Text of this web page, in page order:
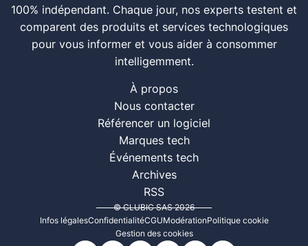
100% indépendant. Chaque jour, nos experts testent et
comparent des produits et services technologiques
pour vous informer et vous aider à consommer
intelligemment.
À propos
Nous contacter
Référencer un logiciel
Marques tech
Événements tech
Archives
RSS
© CLUBIC SAS 2026
Infos légalesConfidentialitéCGUModérationPolitique cookie
Gestion des cookies